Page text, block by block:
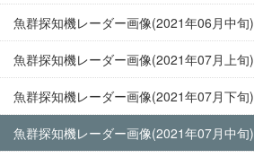
魚群探知機レーダー画像(2021年06月中旬)
魚群探知機レーダー画像(2021年07月上旬)
魚群探知機レーダー画像(2021年07月下旬)
魚群探知機レーダー画像(2021年07月中旬)